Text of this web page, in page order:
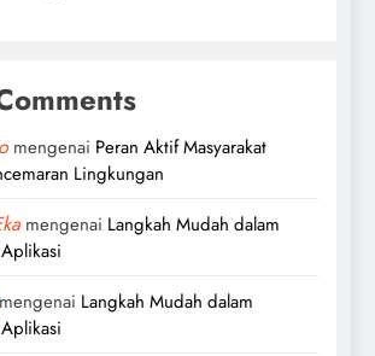
mengenai Peran Aktif Masyarakat
Lingkungan
mengenai Langkah Mudah dalam
Langkah Mudah dalam